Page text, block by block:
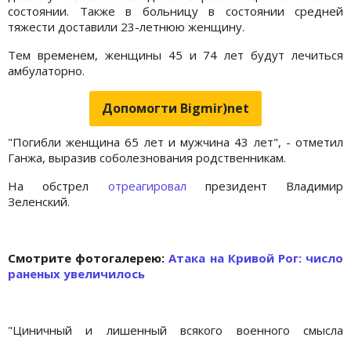
состоянии. Также в больницу в состоянии средней
тяжести доставили 23-летнюю женщину.
Тем временем, женщины 45 и 74 лет будут лечиться
амбулаторно.
Допомогти Bigmir)net
"Погибли женщина 65 лет и мужчина 43 лет", - отметил
Ганжа, выразив соболезнования родственникам.
На обстрел отреагировал президент Владимир
Зеленский.
Cмотрите фотогалерею:Атака на Кривой Рог: число
раненых увеличилось
"Циничный и лишенный всякого военного смысла